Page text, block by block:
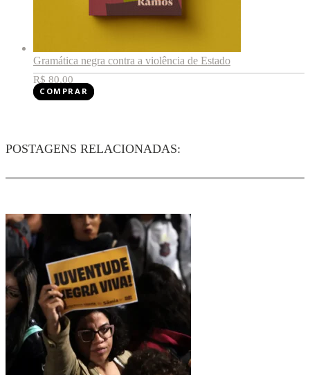
Gramática negra contra a violência de Estado
R$ 80,00
COMPRAR
POSTAGENS RELACIONADAS: